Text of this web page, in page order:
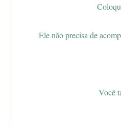
Ele não precisa de
Você